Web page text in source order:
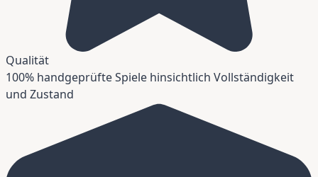
Qualität
100% handgeprüfte Spiele hinsichtlich Vollständigkeit
und Zustand